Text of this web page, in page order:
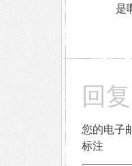
是
回复
您的电子
标注